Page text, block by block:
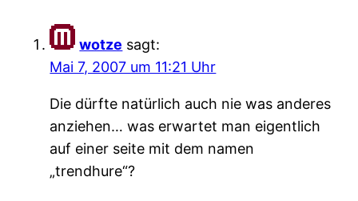
wotze sagt:
Mai 7, 2007 um 11:21 Uhr
Die dürfte natürlich auch nie was anderes
anziehen… was erwartet man eigentlich
auf einer seite mit dem namen
„trendhure“?